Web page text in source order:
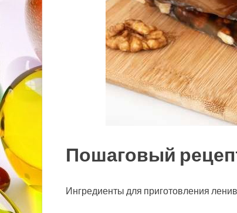
Пошаговый
Ингредиенты для приготовления